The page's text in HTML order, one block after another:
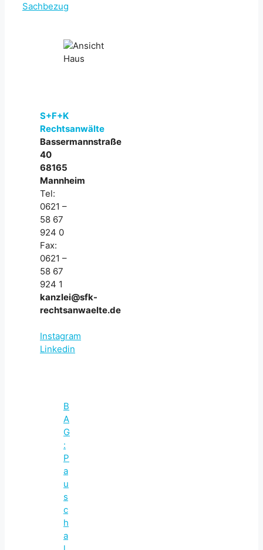
Sachbezug
S+F+K
Rechtsanwälte
Bassermannstraße
40
68165
Mannheim
Tel:
0621 –
58 67
924 0
Fax:
0621 –
58 67
924 1
kanzlei@sfk-
rechtsanwaelte.de
Instagram
Linkedin
B
A
G
:
P
a
u
s
c
h
a